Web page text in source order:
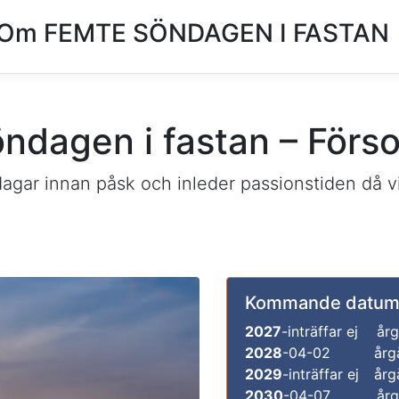
FEMTE SÖNDAGEN I FASTAN
i fastan –
innan påsk och inleder passionstiden då
Kommande
2027-inträffar ej
2028-04-02
2029-inträffar ej
2030-04-07